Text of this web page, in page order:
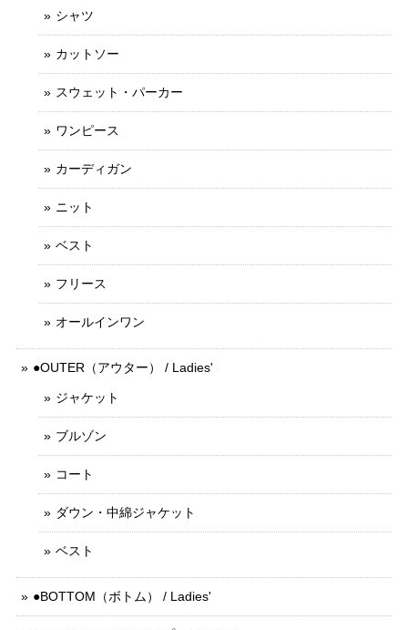
シャツ
カットソー
スウェット・パーカー
ワンピース
カーディガン
ニット
ベスト
フリース
オールインワン
●OUTER（アウター） / Ladies'
ジャケット
ブルゾン
コート
ダウン・中綿ジャケット
ベスト
●BOTTOM（ボトム） / Ladies'